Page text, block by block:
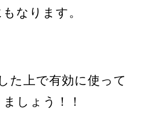
もなります。
た上で有効に使って
しょう！！